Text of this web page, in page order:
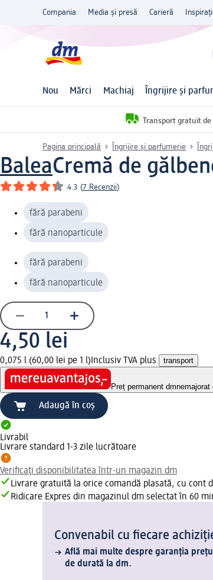
Compania Media și presă Carieră
Nou Mărci Machiaj Îngrijire și
Transport gratuit de
Pagina principală Îngrijire și parfumerie
BaleaCremă de
4.3 (7 Recenzii)
fără parabeni
fără nanoparticule
fără parabeni
fără nanoparticule
4,50 lei
0,075 l (60,00 lei pe 1 l) Inclusiv TVA plus transport
Preț permanent dmnemajorat
Adaugă în coș
Livrabil
Livrare standard 1-3 zile lucrătoare
Verificați disponibilitatea într-un magazin dm
Livrare gratuită la orice comandă plasată, cu cont
Ridicare Expres din magazinul dm selectat în 60
Convenabil cu fiecare
Află mai multe despre garanția
de durată la dm.